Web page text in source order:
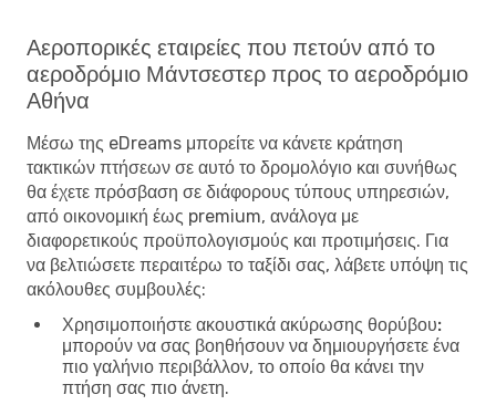
Αεροπορικές εταιρείες που πετούν από το
αεροδρόμιο Μάντσεστερ προς το αεροδρόμιο
Αθήνα
Μέσω της eDreams μπορείτε να κάνετε κράτηση
τακτικών πτήσεων σε αυτό το δρομολόγιο και συνήθως
θα έχετε πρόσβαση σε διάφορους τύπους υπηρεσιών,
από οικονομική έως premium, ανάλογα με
διαφορετικούς προϋπολογισμούς και προτιμήσεις. Για
να βελτιώσετε περαιτέρω το ταξίδι σας, λάβετε υπόψη τις
ακόλουθες συμβουλές:
Χρησιμοποιήστε ακουστικά ακύρωσης θορύβου:
μπορούν να σας βοηθήσουν να δημιουργήσετε ένα
πιο γαλήνιο περιβάλλον, το οποίο θα κάνει την
πτήση σας πιο άνετη.